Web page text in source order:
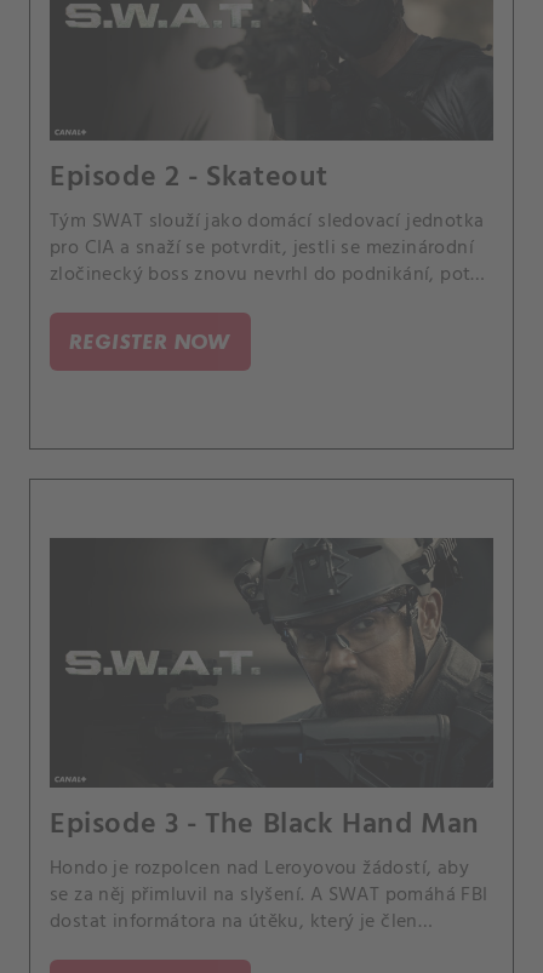
Episode 2 - Skateout
Tým SWAT slouží jako domácí sledovací jednotka
pro CIA a snaží se potvrdit, jestli se mezinárodní
zločinecký boss znovu nevrhl do podnikání, poté
Chan Fei, je obětí rasové diskriminace a Hondo se
poprvé od jejich rozchodu potkává se svojí
expřítelkyní Nichelle.
REGISTER NOW
Episode 3 - The Black Hand Man
Hondo je rozpolcen nad Leroyovou žádostí, aby
se za něj přimluvil na slyšení. A SWAT pomáhá FBI
dostat informátora na útěku, který je člen